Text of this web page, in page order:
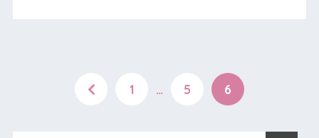
1 … 5 6